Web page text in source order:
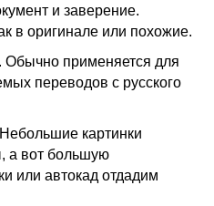
и заверение.
в оригинале или похожие.
применяется для
переводов с русского
картинки
а вот большую
или автокад отдадим